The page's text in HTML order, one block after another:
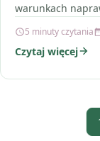
warunkach
5 minuty czytania
Czytaj więcej